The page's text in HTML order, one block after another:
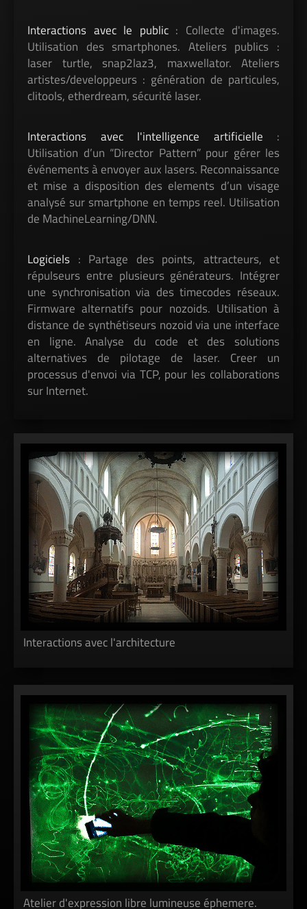
Interactions avec le public: Collecte d'images.
Utilisation des smartphones. Ateliers publics :
laser turtle, snap2laz3, maxwellator. Ateliers
artistes/developpeurs : génération de particules,
clitools, etherdream, sécurité laser.
Interactions avec l'intelligence artificielle :
Utilisation d’un “Director Pattern” pour gérer les
événements à envoyer aux lasers. Reconnaissance
et mise a disposition des elements d’un visage
analysé sur smartphone en temps reel. Utilisation
de MachineLearning/DNN.
Logiciels : Partage des points, attracteurs, et
répulseurs entre plusieurs générateurs. Intégrer
une synchronisation via des timecodes réseaux.
Firmware alternatifs pour nozoids. Utilisation à
distance de synthétiseurs nozoid via une interface
en ligne. Analyse du code et des solutions
alternatives de pilotage de laser. Creer un
processus d'envoi via TCP, pour les collaborations
sur Internet.
Interactions avec l'architecture
Atelier d'expression libre lumineuse éphemere.